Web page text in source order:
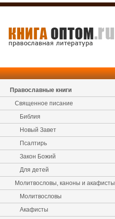
Православные книги
Священное писание
Библия
Новый Завет
Псалтирь
Закон Божий
Для детей
Молитвословы, каноны и акафисты
Молитвословы
Акафисты